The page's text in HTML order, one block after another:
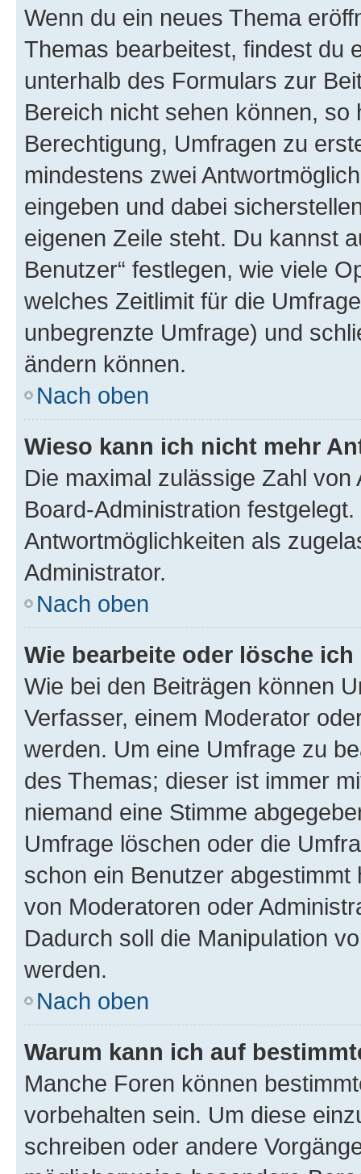
Wenn du ein neues Thema
Themas bearbeitest, findest du
unterhalb des Formulars zur
Bereich nicht sehen können,
Berechtigung, Umfragen zu
mindestens zwei
eingeben und dabei
eigenen Zeile steht. Du kannst
Benutzer“ festlegen, wie viele
welches Zeitlimit für die
unbegrenzte Umfrage) und
ändern können.
Nach oben
Wieso kann ich nicht mehr
Die maximal zulässige Zahl
Board-Administration
Antwortmöglichkeiten als
Administrator.
Nach oben
Wie bearbeite oder lösche
Wie bei den Beiträgen können
Verfasser, einem Moderator
werden. Um eine Umfrage zu
des Themas; dieser ist immer
niemand eine Stimme
Umfrage löschen oder die
schon ein Benutzer
von Moderatoren oder
Dadurch soll die Manipulation
werden.
Nach oben
Warum kann ich auf
Manche Foren können
vorbehalten sein. Um diese
schreiben oder andere